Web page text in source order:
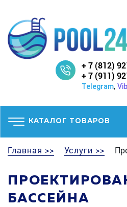
+ 7 (812)
+ 7 (911)
Telegram,
КАТАЛОГ ТОВАРОВ
Главная >> Услуги >>
БАССЕЙНА